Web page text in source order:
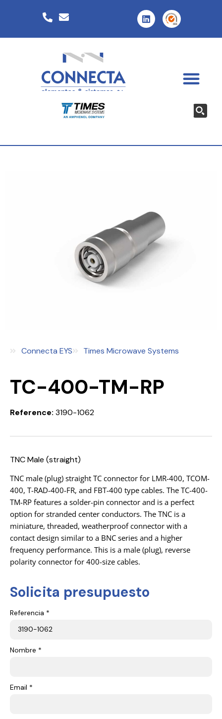
Connecta EYS Times Microwave Systems
TC-400-TM-RP
Reference: 3190-1062
TNC Male (straight)
TNC male (plug) straight TC connector for LMR-400, TCOM-
400, T-RAD-400-FR, and FBT-400 type cables. The TC-400-
TM-RP features a solder-pin connector and is a perfect
option for stranded center conductors. The TNC is a
miniature, threaded, weatherproof connector with a
contact design similar to a BNC series and a higher
frequency performance. This is a male (plug), reverse
polarity connector for 400-size cables.
Solicita presupuesto
Referencia *
Nombre *
Email *